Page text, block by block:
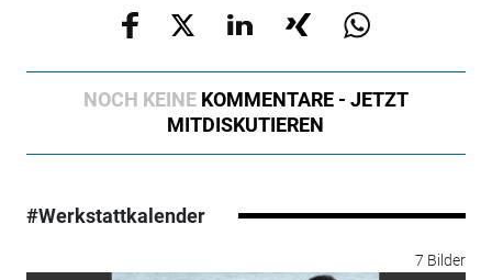
NOCH KEINE KOMMENTARE - JETZT
MITDISKUTIEREN
#Werkstattkalender
7 Bilder